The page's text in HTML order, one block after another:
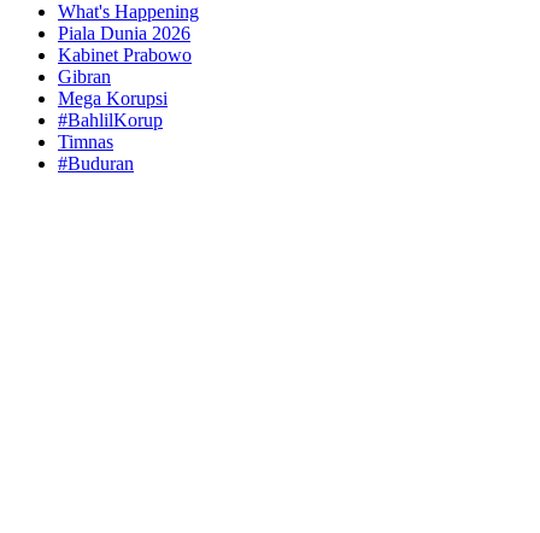
What's Happening
Piala Dunia 2026
Kabinet Prabowo
Gibran
Mega Korupsi
#BahlilKorup
Timnas
#Buduran